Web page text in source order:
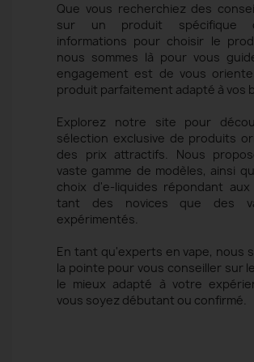
Que vous recherchiez des
sur un produit spécifique
informations pour choisir le
nous sommes là pour vous
engagement est de vous
produit parfaitement adapté à vos
Explorez notre site pour
sélection exclusive de produits
des prix attractifs. Nous
vaste gamme de modèles, ainsi
choix d'e-liquides répondant
tant des novices que des
expérimentés.
En tant qu'experts en vape, nous
la pointe pour vous conseiller sur
le mieux adapté à votre
vous soyez débutant ou confirmé.